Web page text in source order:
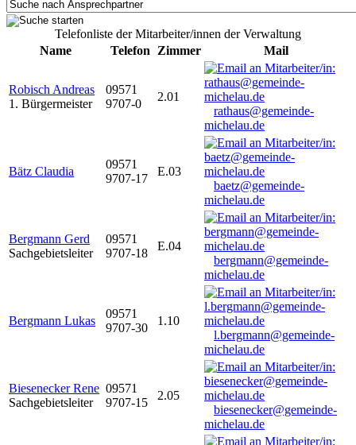
Telefonliste der Mitarbeiter/innen der Verwaltung
Name
Telefon Zimmer Mail
Robisch Andreas
1. Bürgermeister
09571
9707-0
2.01
rathaus@gemeinde-
michelau.de
Bätz Claudia
09571
9707-17
E.03
baetz@gemeinde-
michelau.de
Bergmann Gerd
Sachgebietsleiter
09571
9707-18
E.04
bergmann@gemeinde-
michelau.de
Bergmann Lukas
09571
9707-30
1.10
l.bergmann@gemeinde-
michelau.de
Biesenecker Rene
Sachgebietsleiter
09571
9707-15
2.05
biesenecker@gemeinde-
michelau.de